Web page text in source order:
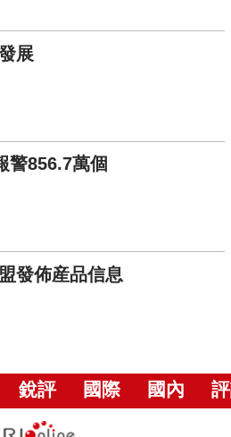
展
警856.7萬個
發佈産品信息
銳評 國際 國內